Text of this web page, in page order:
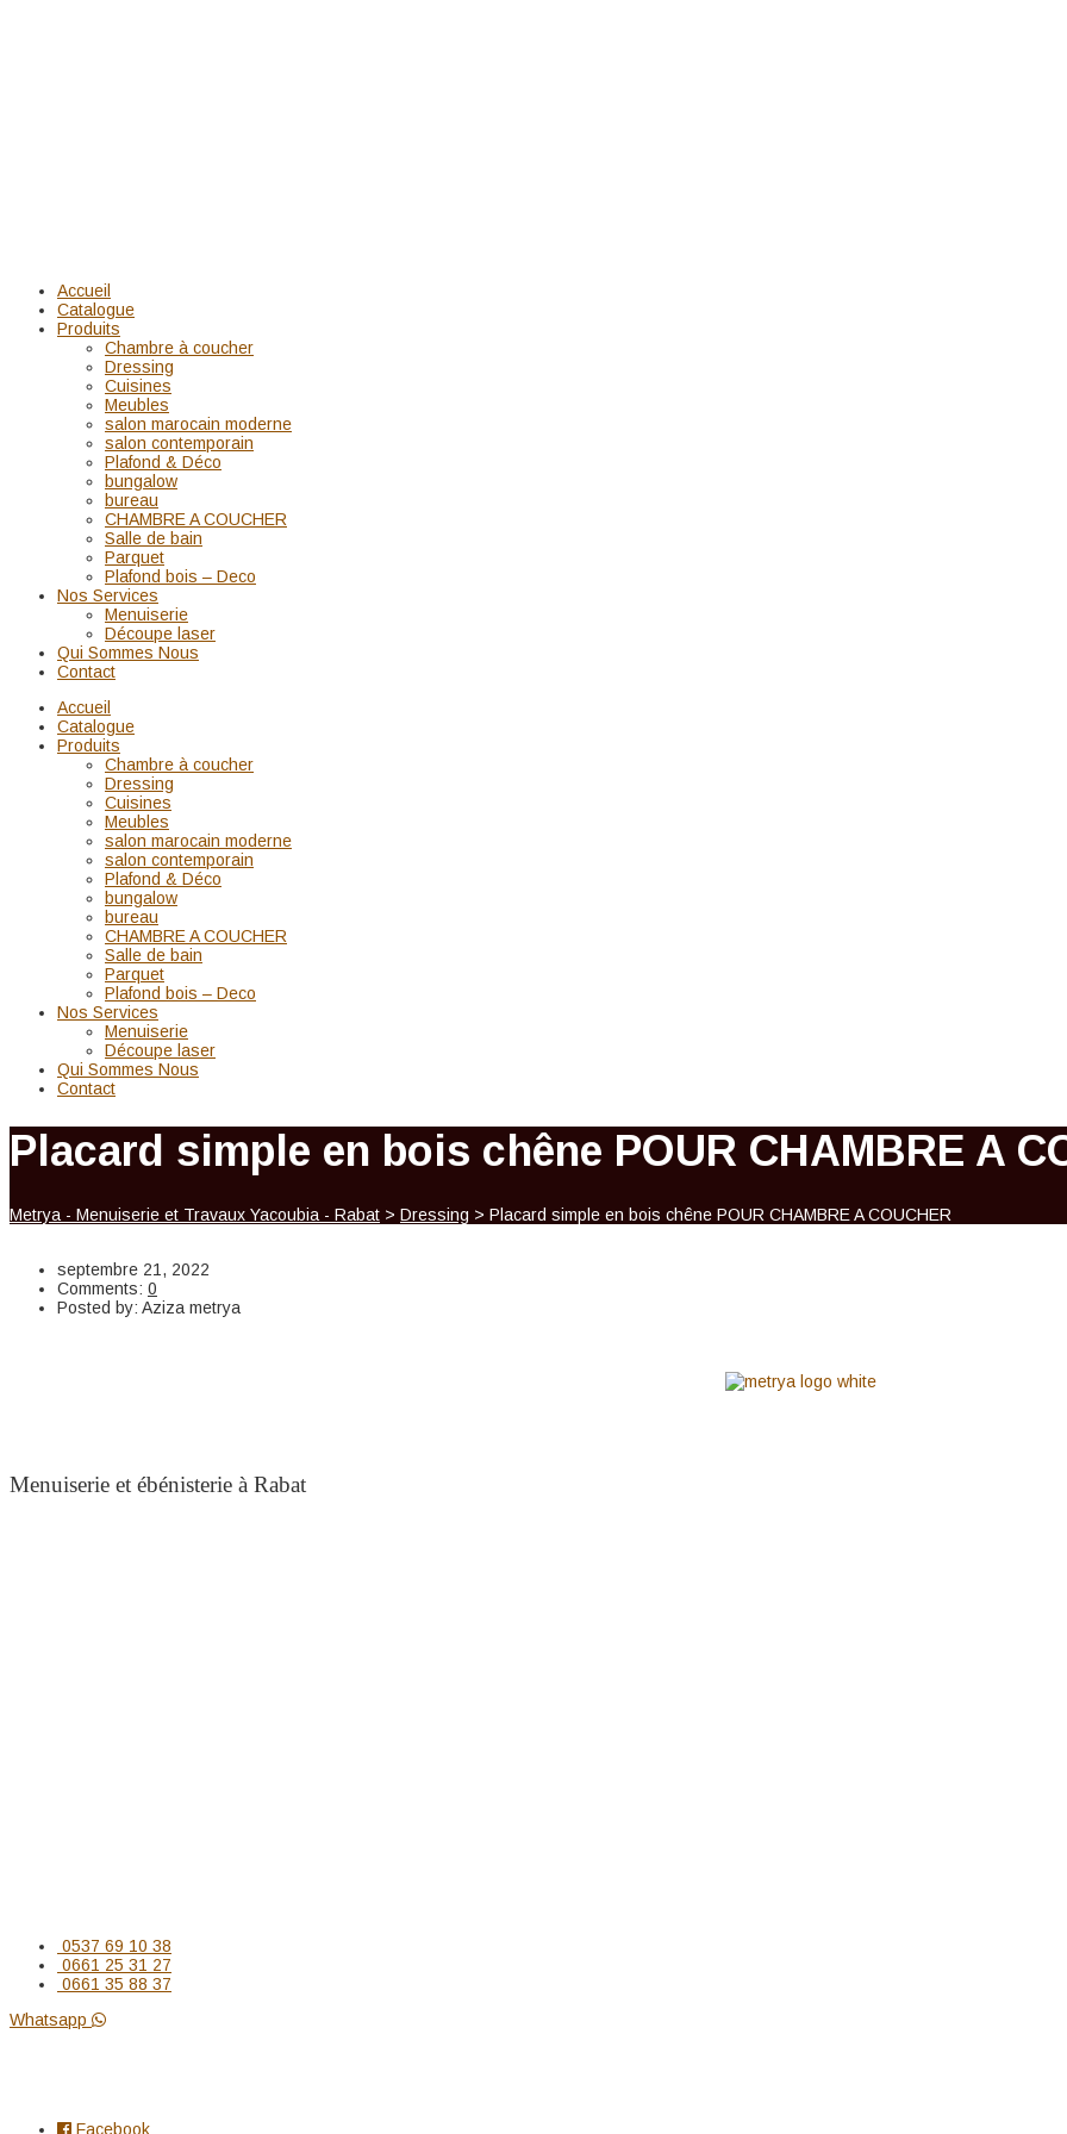
Accueil
Catalogue
Produits
Chambre à coucher
Dressing
Cuisines
Meubles
salon marocain moderne
salon contemporain
Plafond & Déco
bungalow
bureau
CHAMBRE A COUCHER
Salle de bain
Parquet
Plafond bois – Deco
Nos Services
Menuiserie
Découpe laser
Qui Sommes Nous
Contact
Accueil
Catalogue
Produits
Chambre à coucher
Dressing
Cuisines
Meubles
salon marocain moderne
salon contemporain
Plafond & Déco
bungalow
bureau
CHAMBRE A COUCHER
Salle de bain
Parquet
Plafond bois – Deco
Nos Services
Menuiserie
Découpe laser
Qui Sommes Nous
Contact
Placard simple en bois chêne POUR CHAMBRE A
Metrya - Menuiserie et Travaux Yacoubia - Rabat > Dressing > Placard simple en bois chêne POUR CHAMBRE A COUCHER
septembre 21, 2022
Comments: 0
Posted by: Aziza metrya
Menuiserie et ébénisterie à Rabat
0537 69 10 38
0661 25 31 27
0661 35 88 37
Whatsapp
Facebook